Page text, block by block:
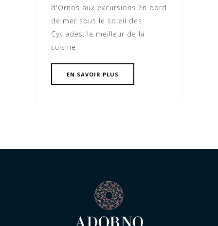
d'Ornos aux excursions en bord
de mer sous le soleil des
Cyclades, le meilleur de la
cuisine
EN SAVOIR PLUS